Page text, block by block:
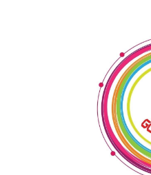
navegación
contenido